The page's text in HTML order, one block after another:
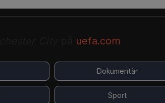
uefa.com
Dokumentär
Sport